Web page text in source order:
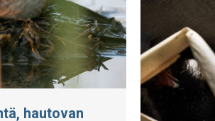
hautovan